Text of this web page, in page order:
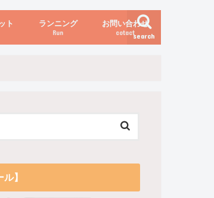
search
ト ランニング
Run
お問い合わせ
cotact
ル】